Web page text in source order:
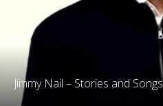
Jimmy Nail – Stories and Songs